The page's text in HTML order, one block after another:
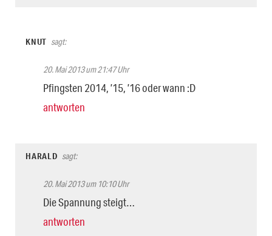
KNUT sagt:
20. Mai 2013 um 21:47 Uhr
Pfingsten 2014, ’15, ’16 oder wann :D
antworten
HARALD sagt:
20. Mai 2013 um 10:10 Uhr
Die Spannung steigt…
antworten